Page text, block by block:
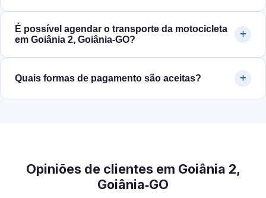
É possível agendar o transporte da motocicleta
em Goiânia 2, Goiânia‑GO?
Quais formas de pagamento são aceitas?
Opiniões de clientes em Goiânia 2,
Goiânia‑GO